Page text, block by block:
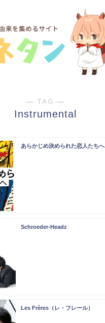
― TAG ―
Instrumental
あらかじめ決められた恋人たちへ
Schroeder-Headz
Les Frères（レ・フレール）